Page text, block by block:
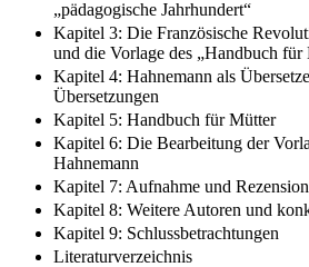
„pädagogische Jahrhundert“
Kapitel 3: Die Französische
und die Vorlage des „Handbuch für
Kapitel 4: Hahnemann als
Übersetzungen
Kapitel 5: Handbuch für Mütter
Kapitel 6: Die Bearbeitung der
Hahnemann
Kapitel 7: Aufnahme und
Kapitel 8: Weitere Autoren und
Kapitel 9: Schlussbetrachtungen
Literaturverzeichnis